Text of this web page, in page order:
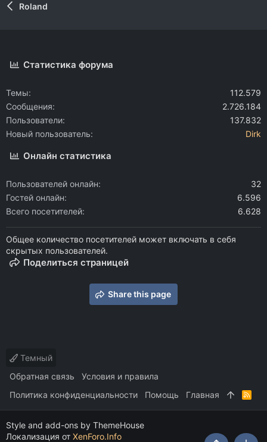
Roland
Статистика форума
Темы
112.579
Сообщения
2.726.184
Пользователи
137.832
Новый пользователь
Dirk
Онлайн статистика
Пользователей онлайн
32
Гостей онлайн
6.596
Всего посетителей
6.628
Общее количество посетителей может включать в себя
скрытых пользователей.
Поделиться страницей
Share this page
Темный
Обратная связь
Условия и правила
Политика конфиденциальности
Помощь Главная
R
S
Style and add-ons by ThemeHouse
Локализация от XenForo.Info